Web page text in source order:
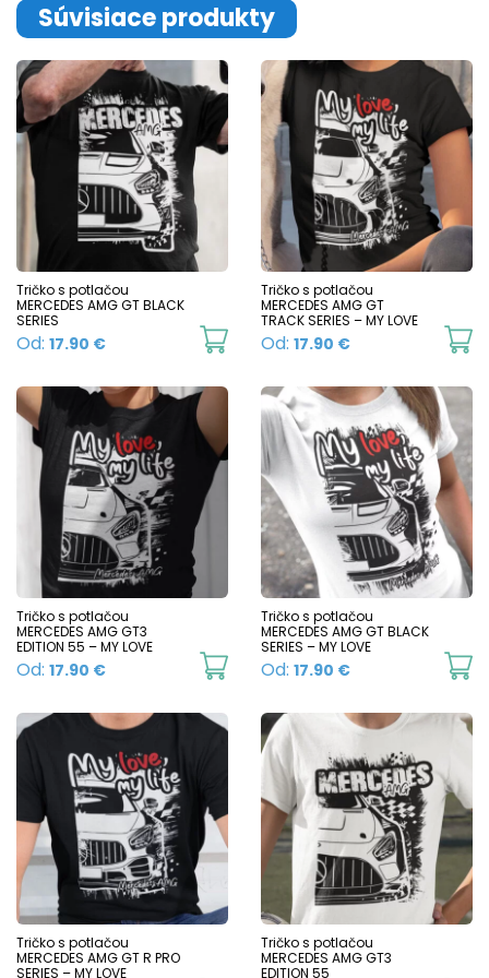
Súvisiace produkty
Tričko s potlačou
MERCEDES AMG GT BLACK
SERIES
Od: 17.90 €
This
has
multiple
variants.
options
may
chosen
page
Tričko s potlačou
MERCEDES AMG GT
TRACK SERIES – MY LOVE
Od: 17.90 €
Tričko s potlačou
MERCEDES AMG GT3
EDITION 55 – MY LOVE
Od: 17.90 €
This
has
multiple
variants.
The
options
be
chosen
Tričko s potlačou
MERCEDES AMG GT BLACK
SERIES – MY LOVE
Od: 17.90 €
Tričko s potlačou
MERCEDES AMG GT R PRO
SERIES – MY LOVE
Tričko s potlačou
MERCEDES AMG GT3
EDITION 55